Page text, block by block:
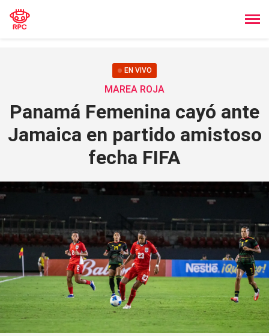
EN VIVO
MAREA ROJA
Panamá Femenina cayó ante
Jamaica en partido amistoso
fecha FIFA